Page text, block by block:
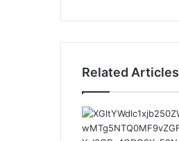
Related Articles